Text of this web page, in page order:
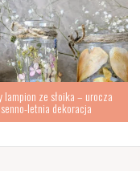
ze słoika – urocza
letnia dekoracja